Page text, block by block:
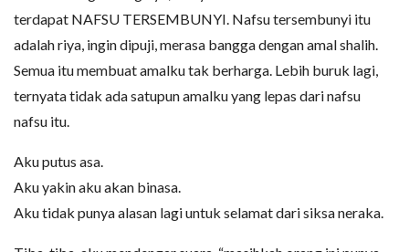
terdapat NAFSU TERSEMBUNYI. Nafsu tersembunyi itu
adalah riya, ingin dipuji, merasa bangga dengan amal shalih.
Semua itu membuat amalku tak berharga. Lebih buruk lagi,
ternyata tidak ada satupun amalku yang lepas dari nafsu
nafsu itu.
Aku putus asa.
Aku yakin aku akan binasa.
Aku tidak punya alasan lagi untuk selamat dari siksa neraka.